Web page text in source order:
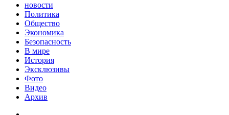
новости
Политика
Общество
Экономика
Безопасность
В мире
История
Эксклюзивы
Фото
Видео
Архив